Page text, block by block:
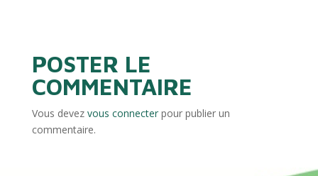
POSTER LE
COMMENTAIRE
Vous devez vous connecterpour publier un
commentaire.